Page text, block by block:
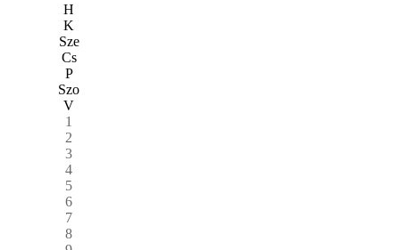
H
K
Sze
Cs
P
Szo
V
1
2
3
4
5
6
7
8